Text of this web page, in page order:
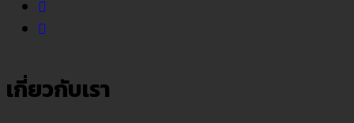
เกี่ยวกับเรา